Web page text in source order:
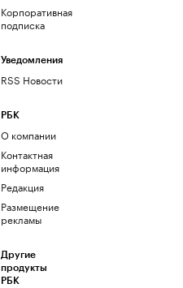
Корпоративная
подписка
Уведомления
RSS Новости
РБК
О компании
Контактная
информация
Редакция
Размещение
рекламы
Другие
продукты
РБК